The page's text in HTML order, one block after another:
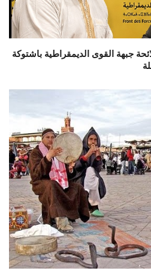
جبهة القوى الديمقراطية باشتوكة